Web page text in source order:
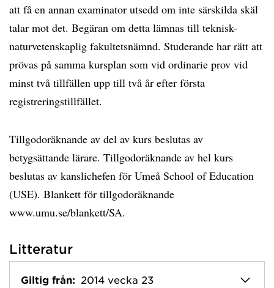
att få en annan examinator utsedd om inte särskilda skäl
talar mot det. Begäran om detta lämnas till teknisk-
naturvetenskaplig fakultetsnämnd. Studerande har rätt att
prövas på samma kursplan som vid ordinarie prov vid
minst två tillfällen upp till två år efter första
registreringstillfället.
Tillgodoräknande av del av kurs beslutas av
betygsättande lärare. Tillgodoräknande av hel kurs
beslutas av kanslichefen för Umeå School of Education
(USE). Blankett för tillgodoräknande
www.umu.se/blankett/SA.
Litteratur
Giltig från: 2014 vecka 23